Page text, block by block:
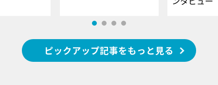
ピックアップ記事をもっと見る